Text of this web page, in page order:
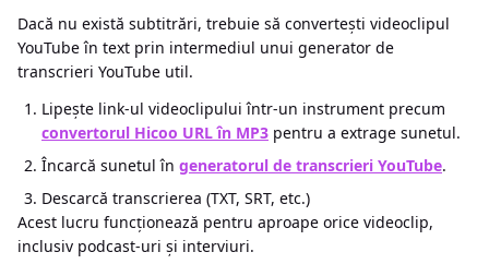
Dacă nu există subtitrări, trebuie să convertești videoclipul
YouTube în text prin intermediul unui generator de
transcrieri YouTube util.
Lipește link-ul videoclipului într-un instrument precum
convertorul Hicoo URL în MP3 pentru a extrage sunetul.
Încarcă sunetul în generatorul de transcrieri YouTube.
Descarcă transcrierea (TXT, SRT, etc.)
Acest lucru funcționează pentru aproape orice videoclip,
inclusiv podcast-uri și interviuri.